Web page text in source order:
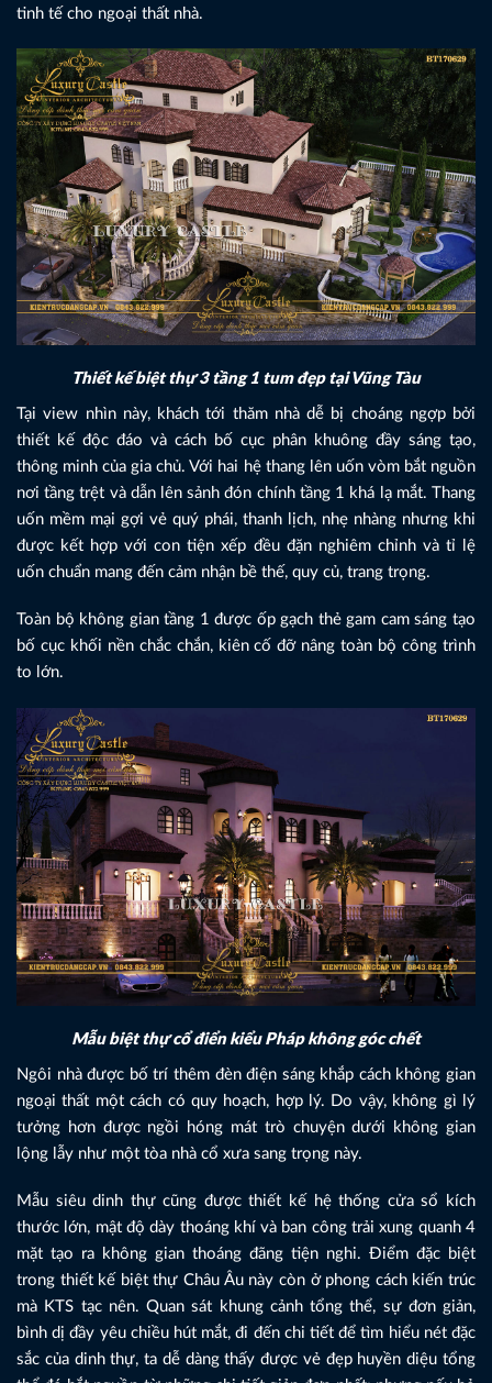
tinh tế cho ngoại thất nhà.
Thiết kế biệt thự 3 tầng 1 tum đẹp tại Vũng Tàu
Tại view nhìn này, khách tới thăm nhà dễ bị choáng ngợp bởi
thiết kế độc đáo và cách bố cục phân khuông đầy sáng tạo,
thông minh của gia chủ. Với hai hệ thang lên uốn vòm bắt nguồn
nơi tầng trệt và dẫn lên sảnh đón chính tầng 1 khá lạ mắt. Thang
uốn mềm mại gợi vẻ quý phái, thanh lịch, nhẹ nhàng nhưng khi
được kết hợp với con tiện xếp đều đặn nghiêm chỉnh và tỉ lệ
uốn chuẩn mang đến cảm nhận bề thế, quy củ, trang trọng.
Toàn bộ không gian tầng 1 được ốp gạch thẻ gam cam sáng tạo
bố cục khối nền chắc chắn, kiên cố đỡ nâng toàn bộ công trình
to lớn.
Mẫu biệt thự cổ điển kiểu Pháp không góc chết
Ngôi nhà được bố trí thêm đèn điện sáng khắp cách không gian
ngoại thất một cách có quy hoạch, hợp lý. Do vậy, không gì lý
tưởng hơn được ngồi hóng mát trò chuyện dưới không gian
lộng lẫy như một tòa nhà cổ xưa sang trọng này.
Mẫu siêu dinh thự cũng được thiết kế hệ thống cửa sổ kích
thước lớn, mật độ dày thoáng khí và ban công trải xung quanh 4
mặt tạo ra không gian thoáng đãng tiện nghi. Điểm đặc biệt
trong thiết kế biệt thự Châu Âu này còn ở phong cách kiến trúc
mà KTS tạc nên. Quan sát khung cảnh tổng thể, sự đơn giản,
bình dị đầy yêu chiều hút mắt, đi đến chi tiết để tìm hiểu nét đặc
sắc của dinh thự, ta dễ dàng thấy được vẻ đẹp huyền diệu tổng